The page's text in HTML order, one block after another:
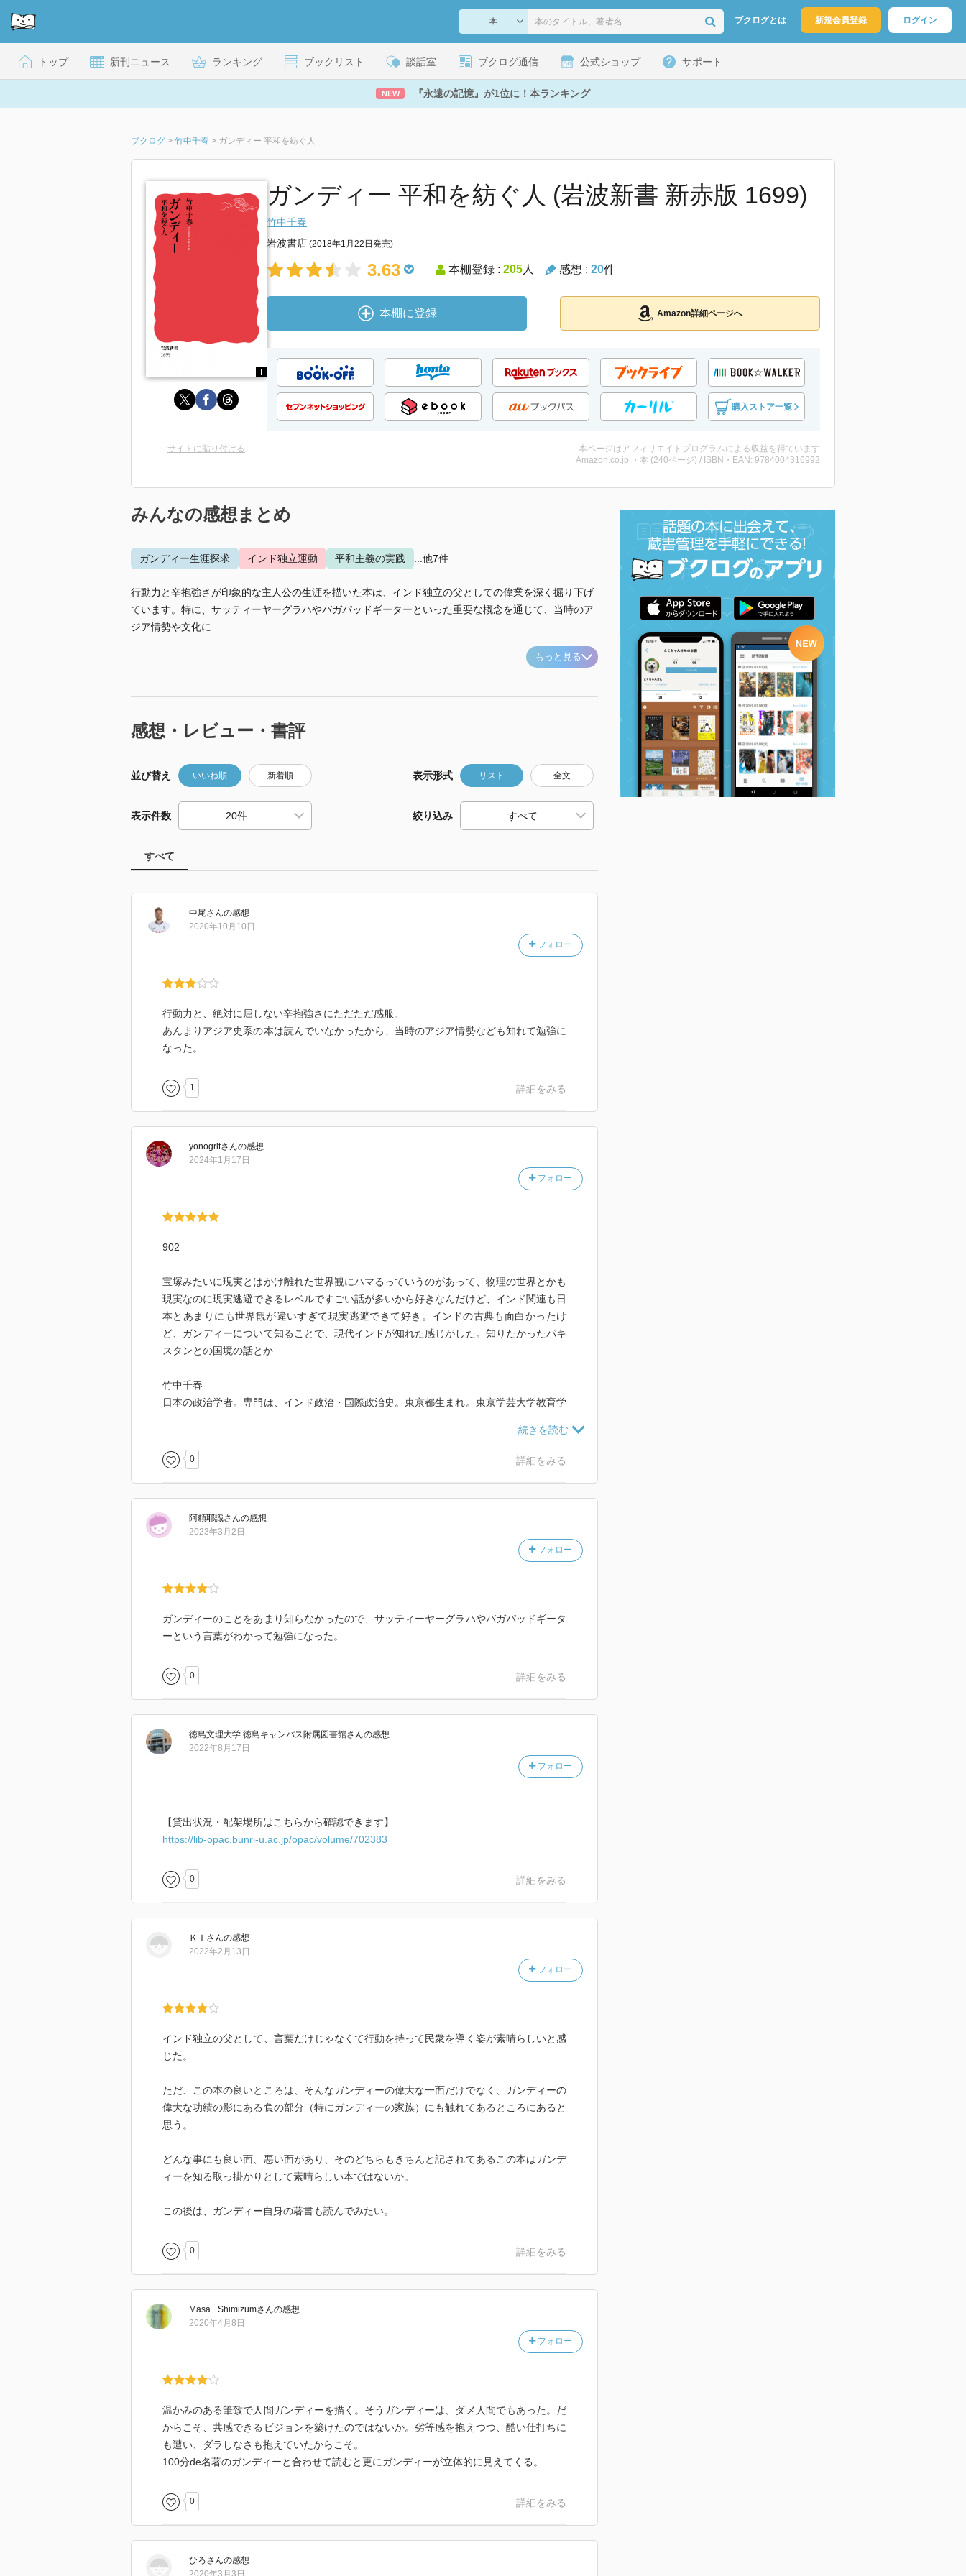
ブクログとは 新規会員登録 ログイン
トップ 新刊ニュース ランキング ブックリスト 談話室 ブクログ通信 公式ショップ サポート
NEW 『永遠の記憶』が1位に！本ランキング
ブクログ > 竹中千春 > ガンディー 平和を紡ぐ人
ガンディー 平和を紡ぐ人 (岩波新書 新赤版 1699)
竹中千春
岩波書店 (2018年1月22日発売)
3.63 本棚登録 : 205人 感想 : 20件
本棚に登録 Amazon詳細ページへ
購入ストア一覧
サイトに貼り付ける
本ページはアフィリエイトプログラムによる収益を得ています
Amazon.co.jp ・本 (240ページ) / ISBN・EAN: 9784004316992
みんなの感想まとめ
ガンディー生涯探求 インド独立運動 平和主義の実践 ...他7件
行動力と辛抱強さが印象的な主人公の生涯を描いた本は、インド独立の父としての偉業を深く掘り下げ
ています。特に、サッティーヤーグラハやバガパッドギーターといった重要な概念を通じて、当時のア
ジア情勢や文化に...
もっと見る
感想・レビュー・書評
並び替え いいね順 新着順 表示形式 リスト 全文
表示件数 絞り込み
すべて
中尾さんの感想
フォロー
2020年10月10日
行動力と、絶対に屈しない辛抱強さにただただ感服。
あんまりアジア史系の本は読んでいなかったから、当時のアジア情勢なども知れて勉強に
なった。
1 詳細をみる
yonogritさんの感想
フォロー
2024年1月17日
902
宝塚みたいに現実とはかけ離れた世界観にハマるっていうのがあって、物理の世界とかも
現実なのに現実逃避できるレベルですごい話が多いから好きなんだけど、インド関連も日
本とあまりにも世界観が違いすぎて現実逃避できて好き。インドの古典も面白かったけ
ど、ガンディーについて知ることで、現代インドが知れた感じがした。知りたかったパキ
スタンとの国境の話とか
竹中千春
日本の政治学者。専門は、インド政治・国際政治史。東京都生まれ。東京学芸大学教育学
部学士助手（1979-83年）、東京大学東洋文化研究所助手（1984-89年）、立教大学法学
部助手（1990-92年）、明治学院大学国際学部助教授（1992-2000年）、教授（2000-200
8年）。2008年4月立教大学法学部教授に就任。2022年3月立教大学を定年退職。夫は政
受賞歴
2011年 - 大平正芳記念賞（『盗賊のインド史』）
ルという藩王国で生まれた。ポールバンダルはアラビア海に面した港町で、現在はパキス
タンのシンド地方に隣接するインド北西部グジャラート州に
少年時代への自己評価は高くない。小学校では記憶力が劣り、後に人並みにはなったもの
もであったという。人とのコミュニケーションが苦手だったらしい。「書物と課業だけが
わたしの伴侶だった」と『自伝』で語っている。もっともこれは本人の自画像で、実際に
は勤勉で優秀な生徒であったらしい。
親友の一人にシェーブ・メータという少年がいた。肉を食べ、酒や煙草に親しみ、売春
「イギリス人がぼくたちを支配できるのは、彼らが肉を食べているから」だと、モーハン
ダースに繰り返し肉食を勧めた。ヒンドゥー教徒と違って、イスラームの人々はもともと
そうすれば強くなるし、大胆になれる。もし国じゅうの人が肉食をすることになれば、イ
ギリス人にうち勝つこともできよう。こんな考えがわたしに生まれた」と、『自伝』で告
白している。
まず、チャンパーランとはどのような土地だったのか。ここはビハール州の北西部にあ
り、その北はネパールで、当時はビハール=オリッサ州の管轄下にあった。ベンガルの後
背地であり、一九世紀にはイギリス人の資本家が進出して土地を確保し、藍（インディ
綿工場が必要とする染料の藍である。東インド会社は鉄道を敷き、税務署、警察、裁判所
れた。ちなみに、小説家のジョージ・オーウェルは、父がインド政府の役人として働いて
いたため、チャンパーランの県庁所在地モーティハーリ生まれの人である。
仲間の心配をよそに、ガンディーはひたすら頭を悩ませていた。どんな民衆の行動が可能
か。誰もが参加できる、民族や宗教やカーストの差別のない戦いは何か。スワラージの正
しさを示す行いとは何か。熱血的な若者を導き、人々の怒りを暴動やマイノリティ迫害に
藩王国を代表したマハーラージャたち、イスラーム代表としての全インド・ムスリム連盟
して差別された人々を代表するアンベードカル、そのほか様々な代表にとっては、「自分
するものだと不評だった。当然と言えば当然のことだが、その結果、ガンディーは会議の
したが、高いカーストのヒンドゥーの人々にとっては簡単には認められないものだった。
ガンディーはイスラームとの平和を説き、カースト差別を否定し、ヒンドゥー教徒がイス
ラーム教徒に襲撃される事件が起こっても報復するな、と非暴力を説いた。それにもかか
ドンで国王とのんびりお茶を飲んだりしているではないか。怒りを露にするヒンドゥー青
年が出てきても不思議ではない。「ヒンドゥー国家インドの復興」を目指そう、イスラー
ムに復讐しようと説くサーヴァルカル ── イギリス人の暗殺を企てた罪で、アンダマン・
ニコバル諸島の刑務所に入れられたが、恩赦で戻ってきたヒンドゥー右翼の英雄 ── の周
りに、こうした青年たちの幾人かが集まっていたのである。この問題については終章で再
ガンディーは一九三四年末の会議派年次大会で市民不服従運動の終了を提案し、それ以後
は彼一人でサッティヤーグラハを行うと約束した。自分は会議派を去り、以後の政治は若
い人々に委ねようとしたのである。しかし、ガンディー自身がどう考えようが、当時の政
界で誰よりも有名で、誰よりも影響力を持ち、誰よりも信頼されていたのはガンディーだ
0 詳細をみる
阿頼耶識さんの感想
フォロー
2023年3月2日
ガンディーのことをあまり知らなかったので、サッティーヤーグラハやバガパッドギータ
ーという言葉がわかって勉強になった。
0 詳細をみる
徳島文理大学 徳島キャンパス附属図書館さんの感想
フォロー
2022年8月17日
【貸出状況・配架場所はこちらから確認できます】
https://lib-opac.bunri-u.ac.jp/opac/volume/702383
0 詳細をみる
ＫＩ さんの感想
フォロー
2022年2月13日
インド独立の父として、言葉だけじゃなくて行動を持って民衆を導く姿が素晴らしいと感
じた。
ただ、この本の良いところは、そんなガンディーの偉大な一面だけでなく、ガンディーの
偉大な功績の影にある負の部分（特にガンディーの家族）にも触れてあるところにあると
思う。
どんな事にも良い面、悪い面があり、そのどちらもきちんと記されてあるこの本はガンデ
ィーを知る取っ掛かりとして素晴らしい本ではないか。
この後は、ガンディー自身の著書も読んでみたい。
0 詳細をみる
Masa _Shimizumさんの感想
フォロー
2020年4月8日
温かみのある筆致で人間ガンディーを描く。そうガンディーは、ダメ人間でもあった。だ
からこそ、共感できるビジョンを築けたのではないか。劣等感を抱えつつ、酷い仕打ちに
も遭い、ダラしなさも抱えていたからこそ。
100分de名著のガンディーと合わせて読むと更にガンディーが立体的に見えてくる。
0 詳細をみる
ひろさんの感想
2020年3月3日